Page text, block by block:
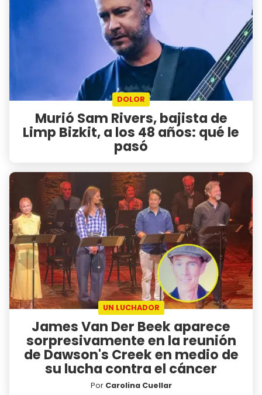
DOLOR
Murió Sam Rivers, bajista de
Limp Bizkit, a los 48 años: qué le
pasó
UN LUCHADOR
James Van Der Beek aparece
sorpresivamente en la reunión
de Dawson's Creek en medio de
su lucha contra el cáncer
Por Carolina Cuellar